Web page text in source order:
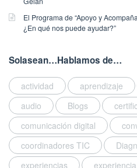
e
d
1
/
0
5
/
2
0
1
El Programa de “Apoyo y
¿En qué nos puede ayudar?”
Solasean…Hablamos de…
actividad aprendizaje
audio
Blogs
comunicación digital
coordinadores TIC
experiencias